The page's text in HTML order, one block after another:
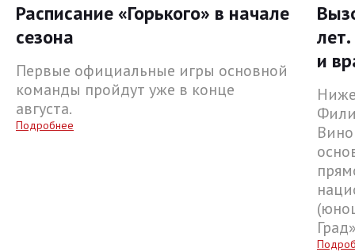
Расписание «Горького» в начале
сезона
Первые официальные игры основной
команды пройдут уже в конце
августа.
Подробнее
и